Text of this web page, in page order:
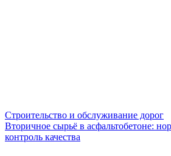
Строительство и обслуживание дорог
Вторичное сырьё в асфальтобетоне:
контроль качества